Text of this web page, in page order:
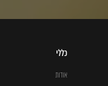
כללי
אודות